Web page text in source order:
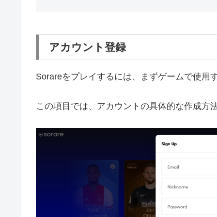
アカウント登録
Sorareをプレイするには、まずゲームで使用
この項目では、アカウントの具体的な作成方